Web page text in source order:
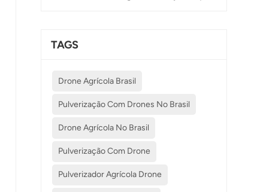
TAGS
Drone Agrícola Brasil
Pulverização Com Drones No Brasil
Drone Agrícola No Brasil
Pulverização Com Drone
Pulverizador Agrícola Drone